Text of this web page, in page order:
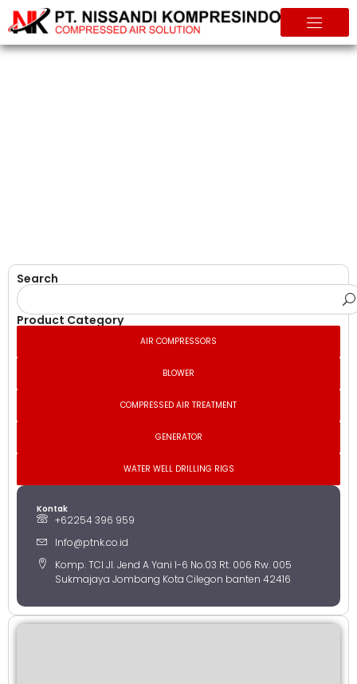
Search
Product Category
AIR COMPRESSORS
BLOWER
COMPRESSED AIR TREATMENT
GENERATOR
WATER WELL DRILLING RIGS
Kontak
+62254 396 959
Info@ptnk.co.id
Komp. TCI Jl. Jend A Yani I-6 No.03 Rt. 006 Rw. 005
Sukmajaya Jombang Kota Cilegon banten 42416